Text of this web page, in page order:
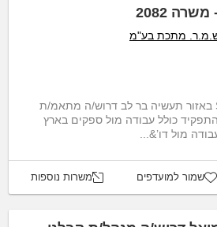
2082
מתכת בע"מ
לחברת SHEMER JABIL באזור תעשיה בר לב דרוש/ה מתאמ/ת
כולל עבודה מול ספקים בארץ
שמור למועדפים משרות נוספות